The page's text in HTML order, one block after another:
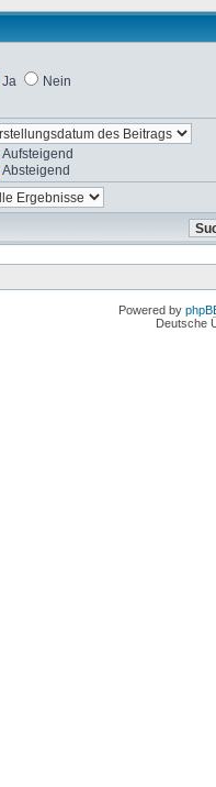
Ja Nein
Aufsteigend
Absteigend
Powered by
Deutsche